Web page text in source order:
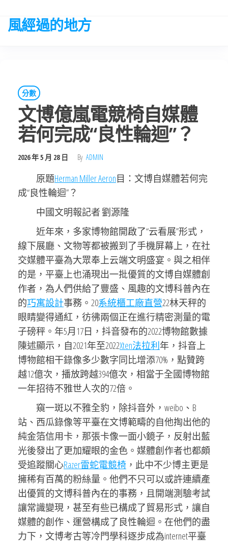
the
風經過的地方
分數
文博億嵐電競椅自媒體
若何完成“良性輪迴”？
2026 年 5 月 28 日 By ADMIN
原題Herman Miller Aeron目：文博自媒體若何完
成“良性輪迴”？
中國文明報記者 劉源隆
近年來，多家博物館開啟了“云看展”形式，
線下展廳、文物等都被搬到了手機屏幕上，在社
交媒體平臺為大眾奉上云端文明盛宴。與之相伴
的是，平臺上也涌現出一批優質的文博自媒體創
作者，為人們供給了豐盛、風趣的文博科普內在
的巧寓設計事務。20系統櫃工廠直營22林天秤的
眼睛變得通紅，彷彿兩個正在進行精密測量的電
子磅秤。年5月17日，抖音發布的2022博物館數據
陳述顯示，自2021年至2022Xten法拉利年，抖音上
博物館相干錄像多少數字同比增添70%，點贊跨
越12億次，播放跨越394億次，相當于全國博物館
一年招待不雅世人次的72倍。
窺一斑以不雅全豹，除抖音外，weibo、B
站、西瓜錄像等平臺在文博範疇的自他掏出他的
純金箔信用卡，那張卡像一面小鏡子，反射出藍
光後發出了更加耀眼的金色。媒體創作者也都頗
受追蹤關心Razer雷蛇電競椅 ，此中不少博主更是
擁稀有百萬的粉絲量。他們不只可以或許連續產
出優質的文博科普內在的事務，且開端測驗考試
讓常識變現，甚至有些已構成了貿易形式，讓自
媒體的創作、運營構成了良性輪迴。在他們的盡
力下，文博考古等冷門學科逐步成為internet平臺